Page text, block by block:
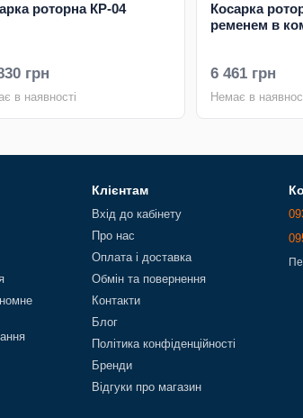
роторна КР-04
грн
в наявності
Косарка
ременем в
6 461 грн
Немає в
Клієнтам
Вхід до кабінету
Про нас
Оплата і доставка
Обмін та повернення
Контакти
Блог
Політика конфіденційності
Бренди
Відгуки про магазин